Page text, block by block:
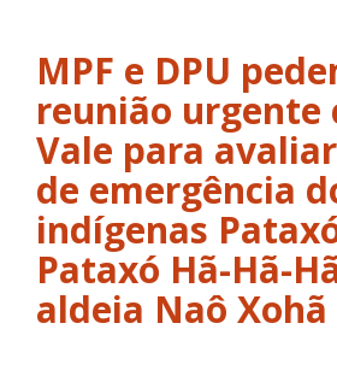
MPF e DPU
reunião urgente
Vale para
de emergência
indígenas
Pataxó Hã-Hã-
aldeia Naô Xohã